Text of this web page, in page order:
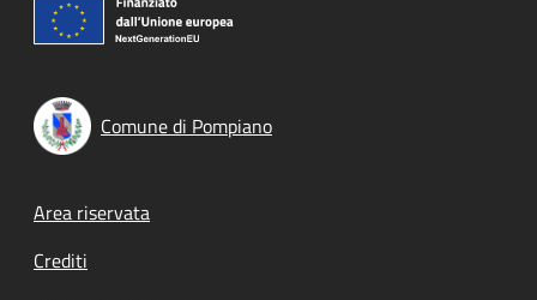
Comune di Pompiano
Footer menu
Area riservata
Crediti